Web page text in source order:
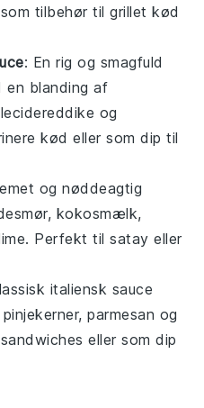
tilbehør tilgrillet kød
: En rig og smagfuld
en blanding af
og
kød eller som dip til
og nøddeagtig
, kokosmælk,
. Perfekt tilsatay eller
italiensk sauce
pinjekerner,parmesan og
sandwiches eller som dip